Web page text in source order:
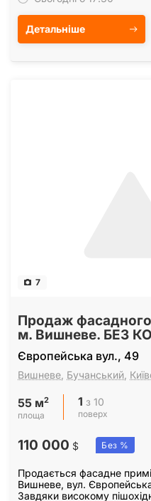
Детальніше
7
Продаж
м. Вишневе. БЕЗ
Європейська вул., 49
Вишневе Бучанський
55 м2
площа
1 з 10
поверх
110 000 $ Без %
Продається фасадне
Вишневе, вул.
Завдяки високому